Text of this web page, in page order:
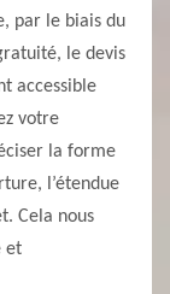
par le biais du
le devis
accessible
votre
la forme
l’étendue
Cela nous
et